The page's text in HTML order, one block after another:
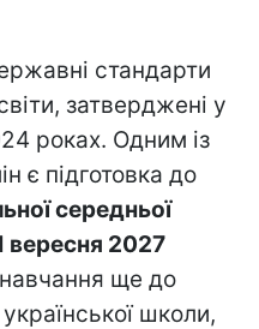
стандарти
затверджені у
роках. Одним із
є підготовка до
середньої
вересня 2027
навчання ще до
школи,